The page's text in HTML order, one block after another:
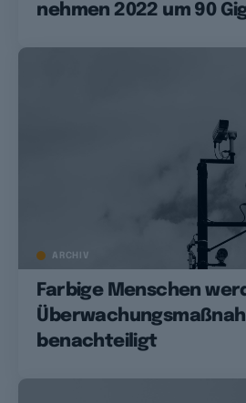
nehmen 2022 um 90
ARCHIV
Farbige Menschen
benachteiligt